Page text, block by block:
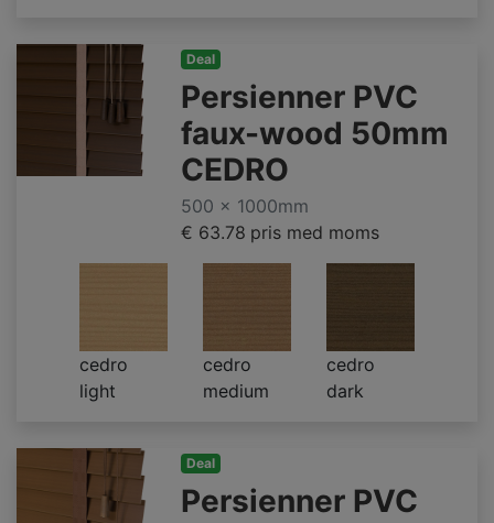
Deal
Persienner PVC
faux-wood 50mm
CEDRO
500 x 1000mm
€ 63.78 pris med moms
cedro
light
cedro
medium
cedro
dark
Deal
Persienner PVC